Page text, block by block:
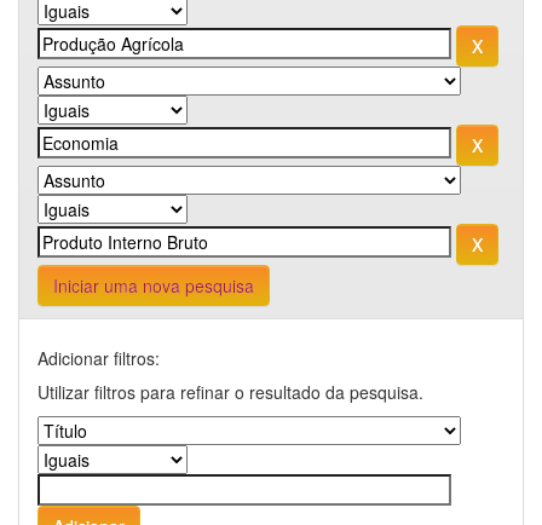
Iniciar uma nova pesquisa
Adicionar filtros:
Utilizar filtros para refinar o resultado da pesquisa.